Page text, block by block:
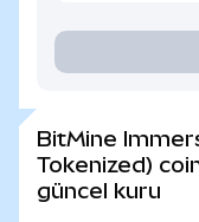
BitMine
Tokenized)
güncel kuru